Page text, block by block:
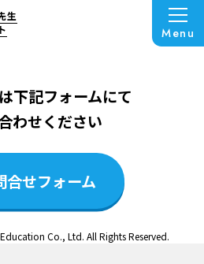
生
Menu
終了いたしました
下記フォームにて
わせください
合せフォーム
Co., Ltd. All Rights Reserved.